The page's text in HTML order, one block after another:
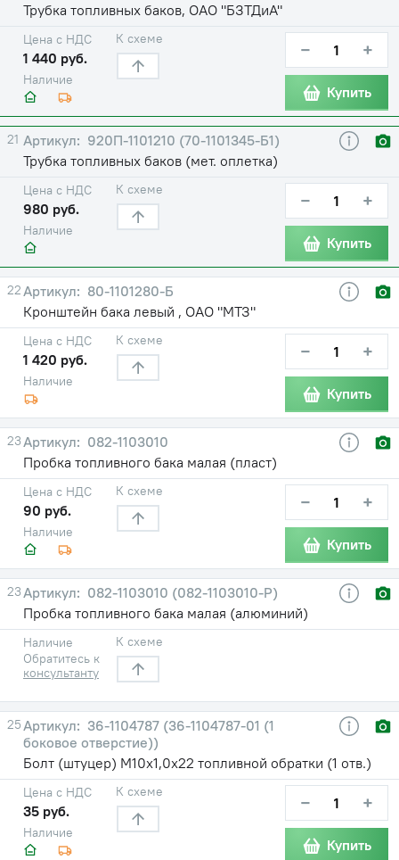
Трубка топливных баков, ОАО "БЗТДиА"
Наличие
Цена с НДС
1 440 руб.
К схеме − +
Купить
21
920П-1101210 (70-1101345-Б1)
Трубка топливных баков (мет. оплетка)
Наличие
Цена с НДС
980 руб.
К схеме − +
Купить
22
80-1101280-Б
Кронштейн бака левый , ОАО "МТЗ"
Наличие
Цена с НДС
1 420 руб.
К схеме − +
Купить
23
082-1103010
Пробка топливного бака малая (пласт)
Наличие
Цена с НДС
90 руб.
К схеме − +
Купить
23
082-1103010 (082-1103010-Р)
Пробка топливного бака малая (алюминий)
Наличие
Обратитесь к
консультанту
К схеме
25
36-1104787 (36-1104787-01 (1
боковое отверстие))
Болт (штуцер) М10х1,0х22 топливной обратки (1 отв.)
Наличие
Цена с НДС
35 руб.
К схеме − +
Купить